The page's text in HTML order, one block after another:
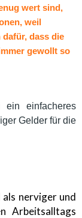
wert sind,
weil
dass die
gewollt so
einfacheres
Gelder für die
nerviger und
Arbeitsalltags